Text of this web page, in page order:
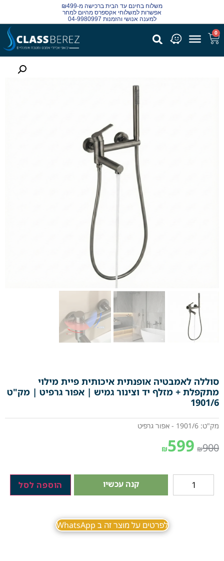
משלוח בחינם עד הבית ברכישה מ-₪499
אפשרות למשלוחי אקספרס מהיום למחר
למענה אנושי והזמנות 04-9980997
0
סוללה לאמבטיה אופנתית איכותית פיית מילוי
מתקפלת + מזלף יד וצינור גמיש | אפור גרפיט | מק"ט
1901/6
מק"ט: 1901/6 - אפור גרפיט
₪900
₪599
קנה עכשיו הוספה לסל
לפרטים על מוצר זה ב WhatsApp